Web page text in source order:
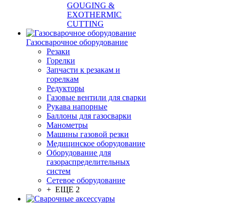
GOUGING &
EXOTHERMIC
CUTTING
Газосварочное оборудование
Резаки
Горелки
Запчасти к резакам и
горелкам
Редукторы
Газовые вентили для сварки
Рукава напорные
Баллоны для газосварки
Манометры
Машины газовой резки
Медицинское оборудование
Оборудование для
газораспределительных
систем
Сетевое оборудование
+ ЕЩЕ 2